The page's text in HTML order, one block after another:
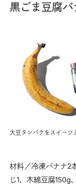
黒ごま豆腐バ
大豆タンパクをスイーツ
材料／冷凍バナナ2
じ1、木綿豆腐150g